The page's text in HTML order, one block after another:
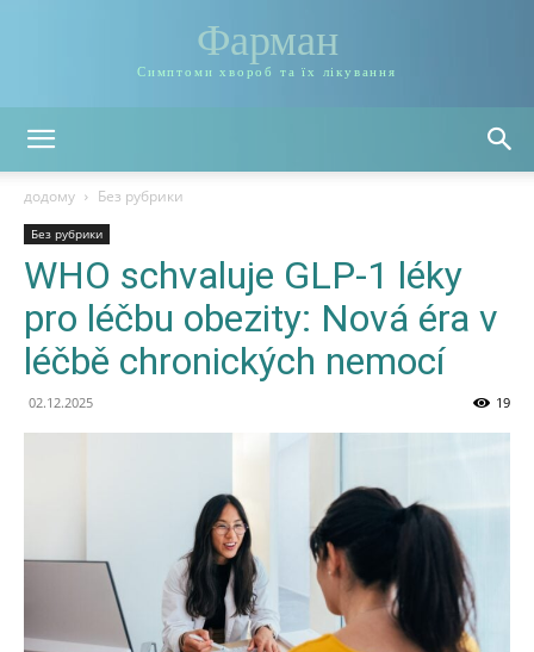
Фарман
Симптоми хвороб та їх лікування
додому Без рубрики
Без рубрики
WHO schvaluje GLP-1 léky
pro léčbu obezity: Nová éra v
léčbě chronických nemocí
02.12.2025 19